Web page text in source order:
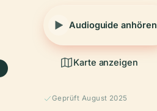
Audioguide anhören
Karte anzeigen
Geprüft August 2025